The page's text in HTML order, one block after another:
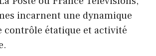
incarnent une dynamique
contrôle étatique et activité